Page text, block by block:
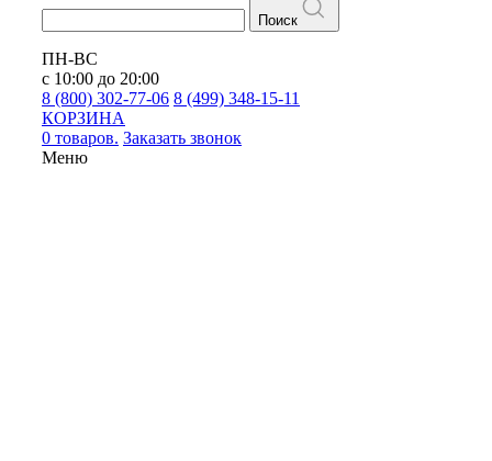
Поиск
ПН-ВС
с 10:00 до 20:00
8 (800) 302-77-06 8 (499) 348-15-11
КОРЗИНА
0 товаров. Заказать звонок
Меню